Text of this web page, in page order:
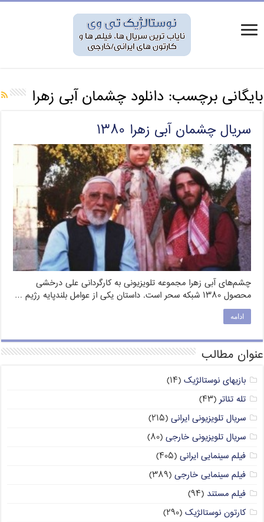
بایگانی برچسب: دانلود چشمان آبی زهرا
سریال چشمان آبی زهرا ۱۳۸۰
چشم‌های آبی زهرا مجموعه تلویزیونی به کارگردانی علی درخشی
محصول ۱۳۸۰ شبکه سحر است. داستان یکی از عوامل بلندپایه رژیم …
ادامه
عنوان مطالب
بازیهای نوستالژیک (۱۴)
تله تئاتر (۴۳)
سریال تلویزیونی ایرانی (۲۱۵)
سریال تلویزیونی خارجی (۸۰)
فیلم سینمایی ایرانی (۴۰۵)
فیلم سینمایی خارجی (۳۸۹)
فیلم مستند (۹۴)
کارتون نوستالژیک (۲۹۰)